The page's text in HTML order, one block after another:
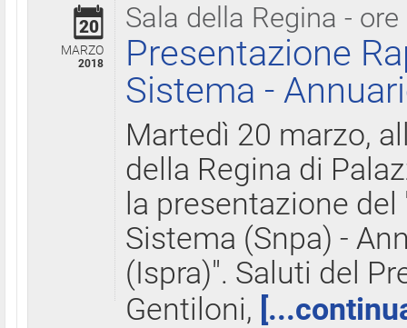
Sala della Regina - ore
20
MARZO
2018
Presentazione
Sistema -
Martedì 20 marzo,
della Regina di
la presentazione
Sistema (Snpa) -
(Ispra)". Saluti del
Gentiloni,